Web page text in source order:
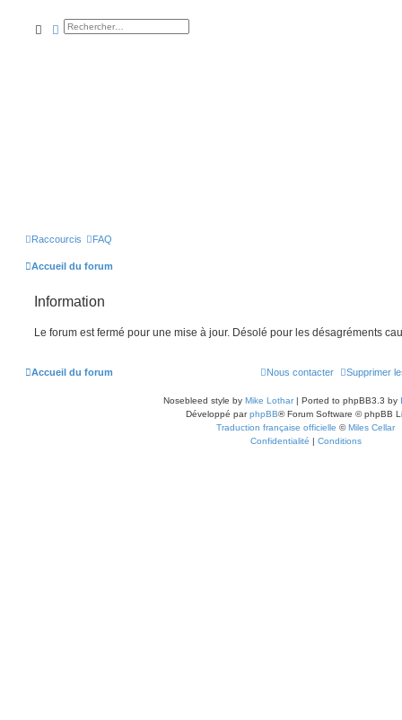
rechercher
rechercheavancée
Raccourcis FAQ
Accueil du forum
Information
Le forum est fermé pour une mise à jour. Désolé pour les désagréments
Accueil du forum Supprimer
Nous contacter
Nosebleed style by Mike Lothar| Ported to phpBB3.3 by
Développé parphpBB® Forum Software © phpBB
Traduction française officielle ©Miles Cellar
Confidentialité | Conditions